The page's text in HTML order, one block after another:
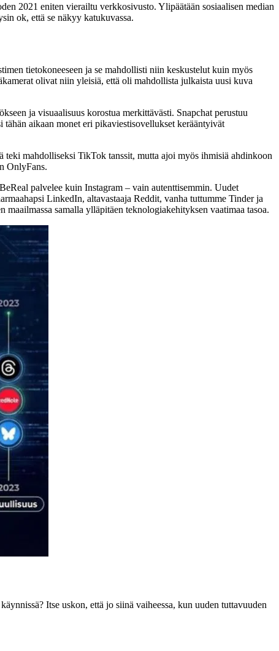
2021 eniten vierailtu verkkosivusto. Ylipäätään sosiaalisen median
ok, että se näkyy katukuvassa.
tietokoneeseen ja se mahdollisti niin keskustelut kuin myös
olivat niin yleisiä, että oli mahdollista julkaista uusi kuva
ja visuaalisuus korostua merkittävästi. Snapchat perustuu
aikaan monet eri pikaviestisovellukset kerääntyivät
mahdolliseksi TikTok tanssit, mutta ajoi myös ihmisiä ahdinkoon
OnlyFans.
palvelee kuin Instagram – vain autenttisemmin. Uudet
LinkedIn, altavastaaja Reddit, vanha tuttumme Tinder ja
samalla ylläpitäen teknologiakehityksen vaatimaa tasoa.
Itse uskon, että jo siinä vaiheessa, kun uuden tuttavuuden